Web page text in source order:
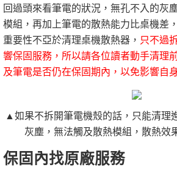
回過頭來看筆電的狀況，無孔不入的灰
模組，再加上筆電的散熱能力比桌機差
重要性不亞於清理桌機散熱器， 只不過
響保固服務，所以請各位讀者動手清理
及筆電是否仍在保固期內，以免影響自
▲如果不拆開筆電機殼的話，只能清理
灰塵，無法觸及散熱模組，散熱效
保固內找原廠服務